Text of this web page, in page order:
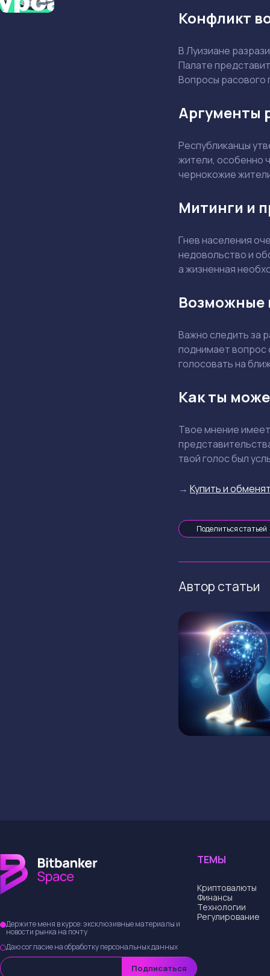
Конфликт
В Луизиане
Палате
Вопросы расового
Аргументы
Республиканцы
жители, особенно
чернокожие
Митинги и
Гнев населения
недовольство и
а жизненная
Возможные
Важно следить за
поднимает вопрос
голосовать на
Как ты
Твое мнение
твой голос был
→ Купить и
Поделиться статьей
Автор статьи
Держите меня в курсе: эксклюзивные материалы и
новости рынка на почту
Даю согласие на обработку персональных данных
Подписаться
ТЕМЫ
Криптовалюты
Финансы
Технологии
Регулирование